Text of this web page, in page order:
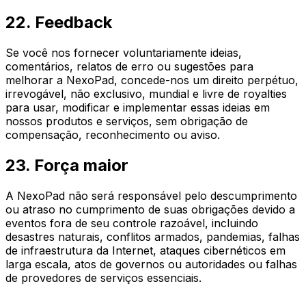
22. Feedback
Se você nos fornecer voluntariamente ideias,
comentários, relatos de erro ou sugestões para
melhorar a NexoPad, concede-nos um direito perpétuo,
irrevogável, não exclusivo, mundial e livre de royalties
para usar, modificar e implementar essas ideias em
nossos produtos e serviços, sem obrigação de
compensação, reconhecimento ou aviso.
23. Força maior
A NexoPad não será responsável pelo descumprimento
ou atraso no cumprimento de suas obrigações devido a
eventos fora de seu controle razoável, incluindo
desastres naturais, conflitos armados, pandemias, falhas
de infraestrutura da Internet, ataques cibernéticos em
larga escala, atos de governos ou autoridades ou falhas
de provedores de serviços essenciais.